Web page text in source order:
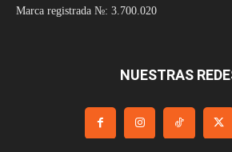
Marca registrada №: 3.700.020
NUESTRAS